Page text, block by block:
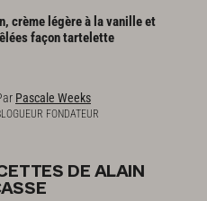
crème légère à la vanille et
façon tartelette
Pascale Weeks
FONDATEUR
DE ALAIN